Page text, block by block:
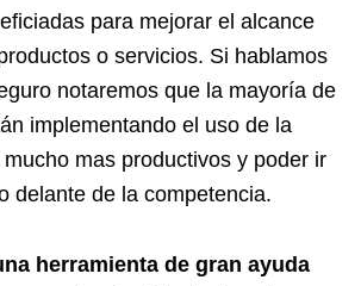
para mejorar el alcance
o servicios. Si hablamos
notaremos que la mayoría de
implementando el uso de la
mas productivos y poder ir
delante de la competencia.
herramienta de gran ayuda